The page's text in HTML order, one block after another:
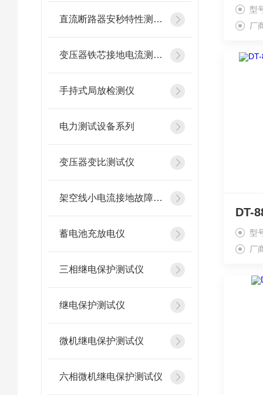
直流断路器安秒特性测试仪
变压器铁芯接地电流测试仪
手持式局放检测仪
电力测试设备系列
变压器变比测试仪
架空线小电流接地故障定位仪
蓄电池充放电仪
三相继电保护测试仪
继电保护测试仪
微机继电保护测试仪
六相微机继电保护测试仪
型
厂
型
厂